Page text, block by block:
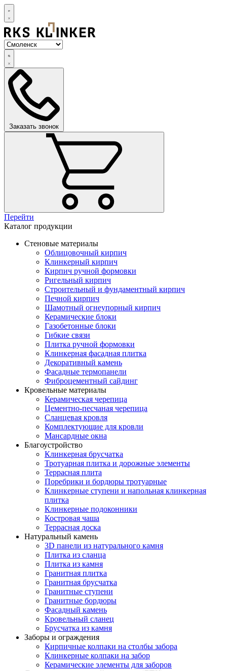
Заказать звонок
Перейти
Каталог продукции
Стеновые материалы
Облицовочный кирпич
Клинкерный кирпич
Кирпич ручной формовки
Ригельный кирпич
Строительный и фундаментный кирпич
Печной кирпич
Шамотный огнеупорный кирпич
Керамические блоки
Газобетонные блоки
Гибкие связи
Плитка ручной формовки
Клинкерная фасадная плитка
Декоративный камень
Фасадные термопанели
Фиброцементный сайдинг
Кровельные материалы
Керамическая черепица
Цементно-песчаная черепица
Сланцевая кровля
Комплектующие для кровли
Мансардные окна
Благоустройство
Клинкерная брусчатка
Тротуарная плитка и дорожные элементы
Террасная плита
Поребрики и бордюры тротуарные
Клинкерные ступени и напольная клинкерная
плитка
Клинкерные подоконники
Костровая чаша
Террасная доска
Натуральный камень
3D панели из натурального камня
Плитка из сланца
Плитка из камня
Гранитная плитка
Гранитная брусчатка
Гранитные ступени
Гранитные бордюры
Фасадный камень
Кровельный сланец
Брусчатка из камня
Заборы и ограждения
Кирпичные колпаки на столбы забора
Клинкерные колпаки на забор
Керамические элементы для заборов